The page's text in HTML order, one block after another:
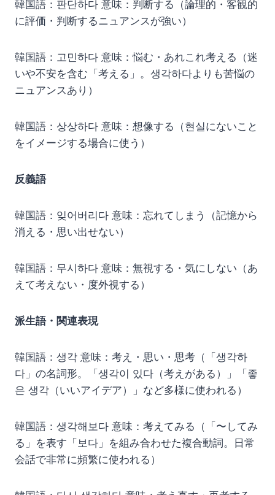
韓国語：판단하다 意味：判断する（論理的・客観的
に評価・判断するニュアンスが強い）
韓国語：고민하다 意味：悩む・あれこれ考える（迷
いや不安を含む「考える」。생각하다よりも苦悩の
ニュアンスあり）
韓国語：상상하다 意味：想像する（현실にないこと
をイメージする場合に使う）
反義語
韓国語：잊어버리다 意味：忘れてしまう（記憶から
消える・思い出せない）
韓国語：무시하다 意味：無視する・気にしない（あ
えて考えない・度外視する）
派生語・関連表現
韓国語：생각 意味：考え・思い・思考（「생각하
다」の名詞形。「생각이 있다（考えがある）」「좋
은 생각（いいアイデア）」など多様に使われる）
韓国語：생각해보다 意味：考えてみる（「〜してみ
る」を表す「보다」を組み合わせた複合動詞。日常
会話で非常に頻繁に使われる）